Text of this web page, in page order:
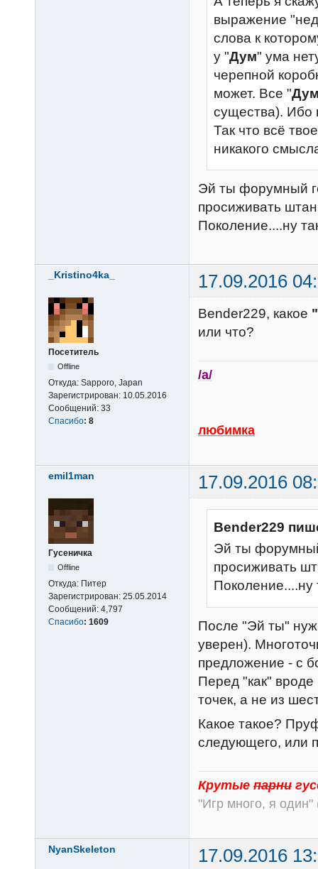
выражение
слова к
у "Дум" ума
черепной
может. Все "
существа). Ибо
Так что всё
никакого
Эй ты форумный
просиживать
Поколение....ну
_Kristino4ka_ 17.09.2016
Посетитель
Offline
Откуда: Sapporo, Japan
Зарегистрирован: 10.05.2016
Сообщений: 33
Спасибо: 8
Bender229, какое
или что?
/a/
любимка
emil1man 17.09.2016
Гусеничка
Offline
Откуда: Питер
Зарегистрирован: 25.05.2014
Сообщений: 4,797
Спасибо: 1609
Bender229
Эй ты
просиживать
Поколение....ну
После "Эй ты"
уверен).
предложение - с
Перед "как"
точек, а не из
Какое такое?
следующего, или
Крутые парни
"Игр много, я один"
NyanSkeleton 17.09.2016